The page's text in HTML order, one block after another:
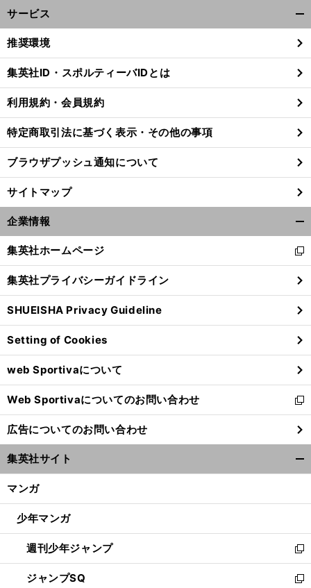
サービス
閉
る
推奨環境
集英社ID・スポルティーバIDとは
利用規約・会員規約
特定商取引法に基づく表示・その他の事項
ブラウザプッシュ通知について
サイトマップ
企業情報
閉
る
集英社ホームページ
新
し
い
ウ
ィ
ン
ド
ウ
で
開
く
集英社プライバシーガイドライン
SHUEISHA Privacy Guideline
Setting of Cookies
web Sportivaについて
Web Sportivaについてのお問い合わせ
新
し
い
ウ
ィ
ン
ウ
開
く
広告についてのお問い合わせ
集英社サイト
マンガ
少年マンガ
週刊少年ジャンプ
新
し
い
ジャンプSQ
新